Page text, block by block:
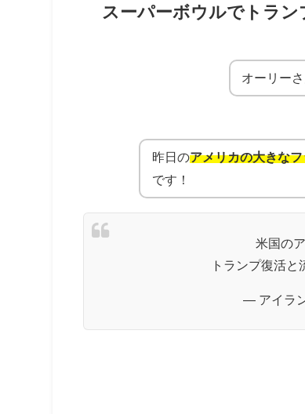
スーパーボウルでトラン
オーリー
昨日のアメリカの大きな
です！
米国の
トランプ復活
— アイラ